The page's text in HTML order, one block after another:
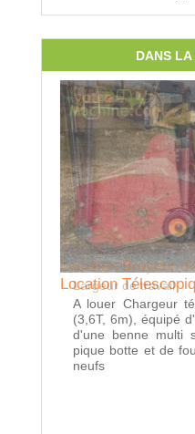
DANS LA
Location Broyeur
Largeur de travail
Location
A louer Chargeur
(3,6T, 6m), équipé
d'une benne multi
pique botte et de
neufs